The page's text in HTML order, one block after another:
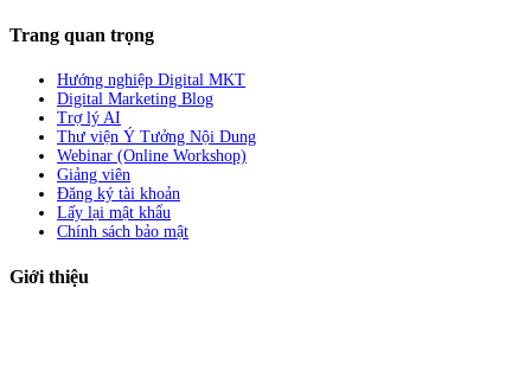
Trang quan trọng
Hướng nghiệp Digital MKT
Digital Marketing Blog
Trợ lý AI
Thư viện Ý Tưởng Nội Dung
Webinar (Online Workshop)
Giảng viên
Đăng ký tài khoản
Lấy lại mật khẩu
Chính sách bảo mật
Giới thiệu